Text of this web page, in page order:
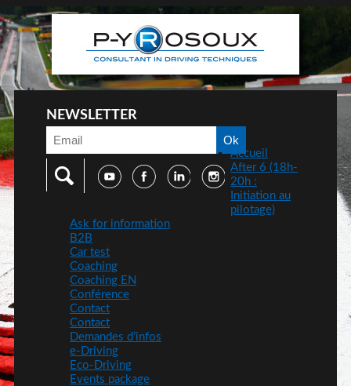
NEWSLETTER
Accueil
After 6 (18h-
20h :
Initiation au
pilotage)
Ask for information
B2B
Car test
Coaching
Coaching EN
Conférence
Contact
Contact
Demandes d’infos
e-Driving
Eco-Driving
Events package